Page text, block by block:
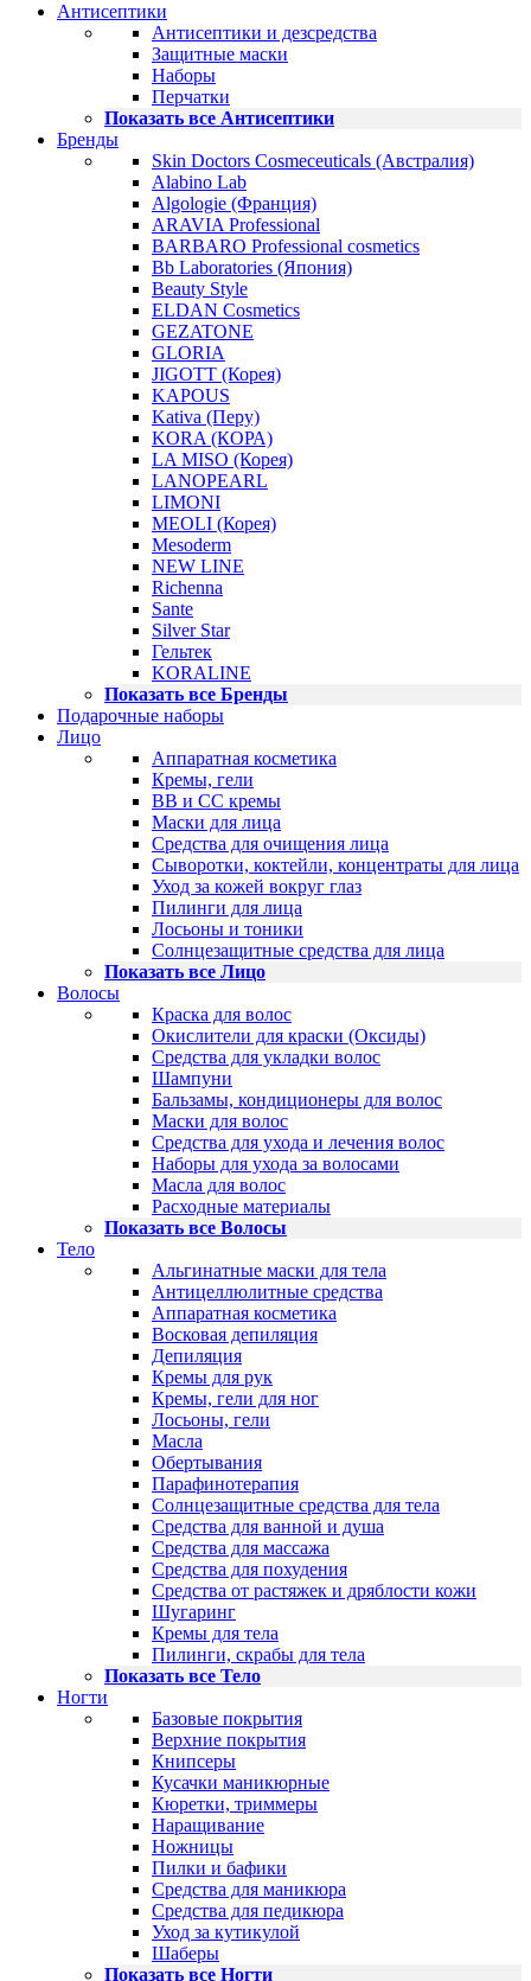
Антисептики
Антисептики и дезсредства
Защитные маски
Наборы
Перчатки
Показать все Антисептики
Бренды
Skin Doctors Cosmeceuticals (Австралия)
Alabino Lab
Algologie (Франция)
ARAVIA Professional
BARBARO Professional cosmetics
Bb Laboratories (Япония)
Beauty Style
ELDAN Cosmetics
GEZATONE
GLORIA
JIGOTT (Корея)
KAPOUS
Kativa (Перу)
KORA (КОРА)
LA MISO (Корея)
LANOPEARL
LIMONI
MEOLI (Корея)
Mesoderm
NEW LINE
Richenna
Sante
Silver Star
Гельтек
KORALINE
Показать все Бренды
Подарочные наборы
Лицо
Аппаратная косметика
Кремы, гели
BB и CC кремы
Маски для лица
Средства для очищения лица
Сыворотки, коктейли, концентраты для лица
Уход за кожей вокруг глаз
Пилинги для лица
Лосьоны и тоники
Солнцезащитные средства для лица
Показать все Лицо
Волосы
Краска для волос
Окислители для краски (Оксиды)
Средства для укладки волос
Шампуни
Бальзамы, кондиционеры для волос
Маски для волос
Средства для ухода и лечения волос
Наборы для ухода за волосами
Масла для волос
Расходные материалы
Показать все Волосы
Тело
Альгинатные маски для тела
Антицеллюлитные средства
Аппаратная косметика
Восковая депиляция
Депиляция
Кремы для рук
Кремы, гели для ног
Лосьоны, гели
Масла
Обертывания
Парафинотерапия
Солнцезащитные средства для тела
Средства для ванной и душа
Средства для массажа
Средства для похудения
Средства от растяжек и дряблости кожи
Шугаринг
Кремы для тела
Пилинги, скрабы для тела
Показать все Тело
Ногти
Базовые покрытия
Верхние покрытия
Книпсеры
Кусачки маникюрные
Кюретки, триммеры
Наращивание
Ножницы
Пилки и бафики
Средства для маникюра
Средства для педикюра
Уход за кутикулой
Шаберы
Показать все Ногти